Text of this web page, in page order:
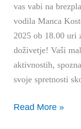
vas vabi na
vodila Manca
2025 ob 18.00 uri
doživetje! Vaši
aktivnostih,
svoje spretnosti
Read More »